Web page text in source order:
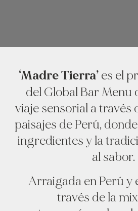
‘Madre Tierra’ es el
del Global Bar Menu
viaje sensorial a través
paisajes de Perú,
ingredientes y la
al sabor.
Arraigada en Perú y
través de la